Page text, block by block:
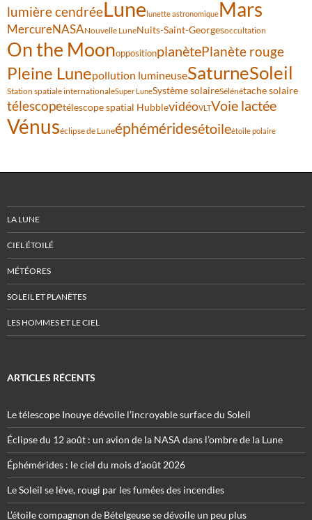
lumière cendréeLunelunette astronomiqueMars
MercureNASANouvelle LuneNuits-Saint-Georgesoccultation
On the MoonoppositionplanètePlanète rouge
Pleine Lunepollution lumineuseSaturneSoleil
Station spatiale internationaleSuper LuneSystème solaireSélénétache solaire
télescopetélescope spatial HubblevidéoVLTVoie lactée
Vénuséclipse de Luneéphéméridesétoileétoile polaire
LA LUNE
CIEL ÉTOILÉ
MÉTÉORES
SOLEIL ET PLANÈTES
LES HOMMES ET LE CIEL
ARTICLES RÉCENTS
Le télescope Inouye dévoile l’incroyable surface du Soleil
Éclipse du 12 août : un avion de la NASA dans l’ombre de la Lune
Éphémérides : le ciel du mois d’août 2026
Le Soleil se lève, rougi par les fumées des incendies
L’étoile compagnon de Bételgeuse se dévoile un peu plus